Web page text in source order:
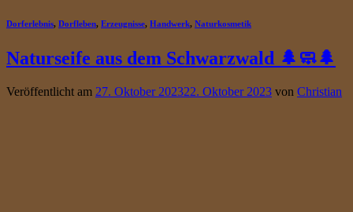
Dorferlebnis, Dorfleben, Erzeugnisse, Handwerk, Naturkosmetik
Naturseife aus dem Schwarzwald 🌲🧼🌲
Veröffentlicht am 27. Oktober 202322. Oktober 2023 von Christian